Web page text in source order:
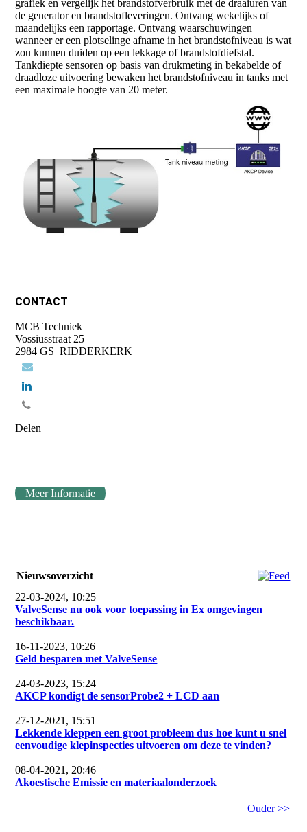
grafiek en vergelijk het brandstofverbruik met de draaiuren van
de generator en brandstofleveringen. Ontvang wekelijks of
maandelijks een rapportage. Ontvang waarschuwingen
wanneer er een plotselinge afname in het brandstofniveau is wat
zou kunnen duiden op een lekkage of brandstofdiefstal.
Tankdiepte sensoren op basis van drukmeting in bekabelde of
draadloze uitvoering bewaken het brandstofniveau in tanks met
een maximale hoogte van 20 meter.
CONTACT
MCB Techniek
Vossiusstraat 25
2984 GS RIDDERKERK
Delen
Meer Informatie
Nieuwsoverzicht
22-03-2024, 10:25
ValveSense nu ook voor toepassing in Ex omgevingen
beschikbaar.
16-11-2023, 10:26
Geld besparen met ValveSense
24-03-2023, 15:24
AKCP kondigt de sensorProbe2 + LCD aan
27-12-2021, 15:51
Lekkende kleppen een groot probleem dus hoe kunt u snel
eenvoudige klepinspecties uitvoeren om deze te vinden?
08-04-2021, 20:46
Akoestische Emissie en materiaalonderzoek
Ouder >>